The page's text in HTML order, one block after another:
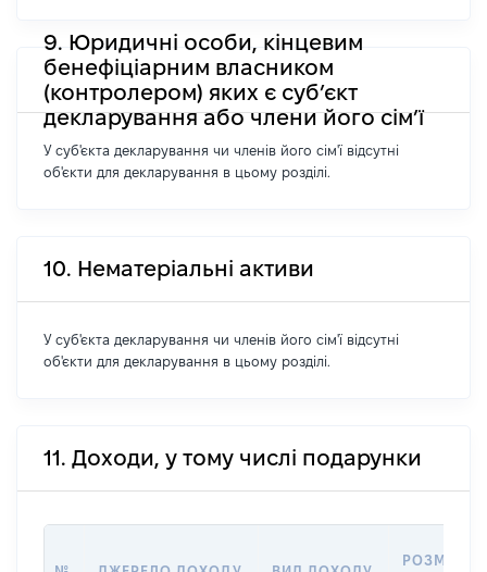
9. Юридичні особи, кінцевим
бенефіціарним власником
(контролером) яких є суб’єкт
декларування або члени його сім’ї
У суб'єкта декларування чи членів його сім'ї відсутні
об'єкти для декларування в цьому розділі.
10. Нематеріальні активи
У суб'єкта декларування чи членів його сім'ї відсутні
об'єкти для декларування в цьому розділі.
11. Доходи, у тому числі подарунки
РОЗМІР